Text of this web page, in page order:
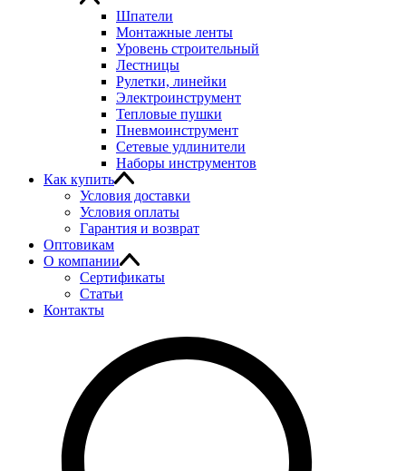
Шпатели
Монтажные ленты
Уровень строительный
Лестницы
Рулетки, линейки
Электроинструмент
Тепловые пушки
Пневмоинструмент
Сетевые удлинители
Наборы инструментов
Как купить
Условия доставки
Условия оплаты
Гарантия и возврат
Оптовикам
О компании
Сертификаты
Статьи
Контакты